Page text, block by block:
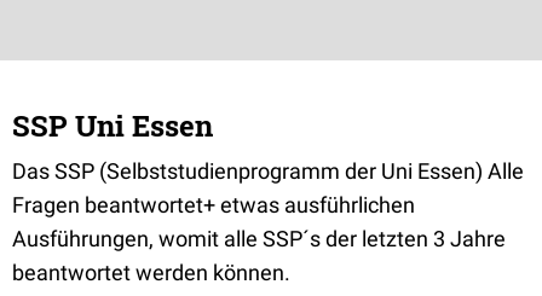
SSP Uni Essen
Das SSP (Selbststudienprogramm der Uni Essen) Alle
Fragen beantwortet+ etwas ausführlichen
Ausführungen, womit alle SSP´s der letzten 3 Jahre
beantwortet werden können.